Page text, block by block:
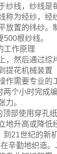
纱线，纱线是
称为经纱，经
放置的纬纱。
根纱线。
工作原理
，然后通过综
提花机械装置
作需要专业的
个小时完成
力。
顶部使用穿孔
地升高或降低
21世纪的新
辛勤地织造